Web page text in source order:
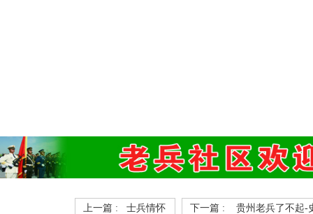
上一篇 : 士兵情怀 下一篇 : 贵州老兵了不起-